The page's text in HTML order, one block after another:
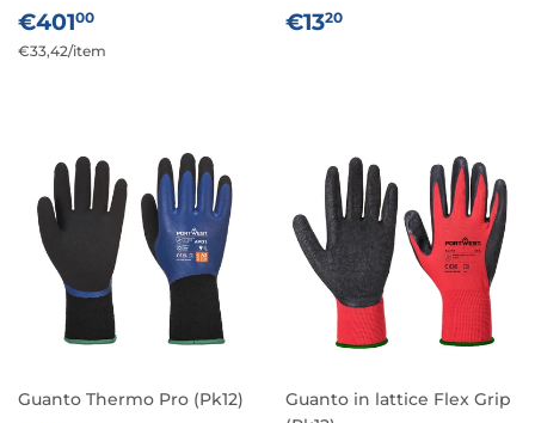
PREZZO
DI
€40100
Prezzo
€33,42/per
item
PREZZO
€1320
Guanto Thermo Pro (Pk12)
Guanto in lattice Flex Grip